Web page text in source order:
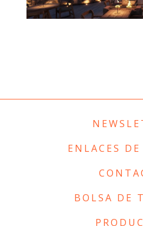
APRÈS – SKI
ENLACES
BOLSA DE